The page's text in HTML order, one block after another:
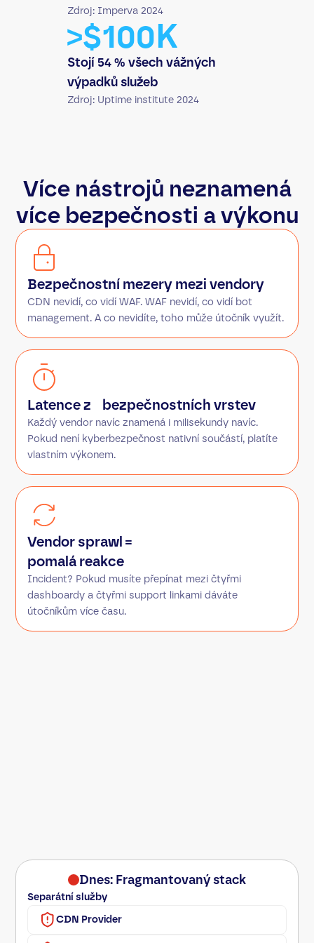
Zdroj: Imperva 2024
>$100K
Stojí 54 % všech vážných
výpadků služeb
Zdroj: Uptime institute 2024
Více nástrojů neznamená
více bezpečnosti a výkonu
Bezpečnostní mezery mezi vendory
CDN nevidí, co vidí WAF. WAF nevidí, co vidí bot
management. A co nevidíte, toho může útočník využít.
Latence z bezpečnostních vrstev
Každý vendor navíc znamená i milisekundy navíc.
Pokud není kyberbezpečnost nativní součástí, platíte
vlastním výkonem.
Vendor sprawl =
pomalá reakce
Incident? Pokud musíte přepínat mezi čtyřmi
dashboardy a čtyřmi support linkami dáváte
útočníkům více času.
Dnes: Fragmantovaný stack
Separátní služby
CDN Provider